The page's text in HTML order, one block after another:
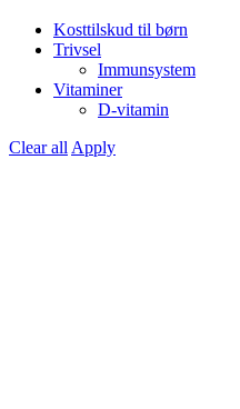
Kosttilskud til børn
Trivsel
Immunsystem
Vitaminer
D-vitamin
Clear all Apply